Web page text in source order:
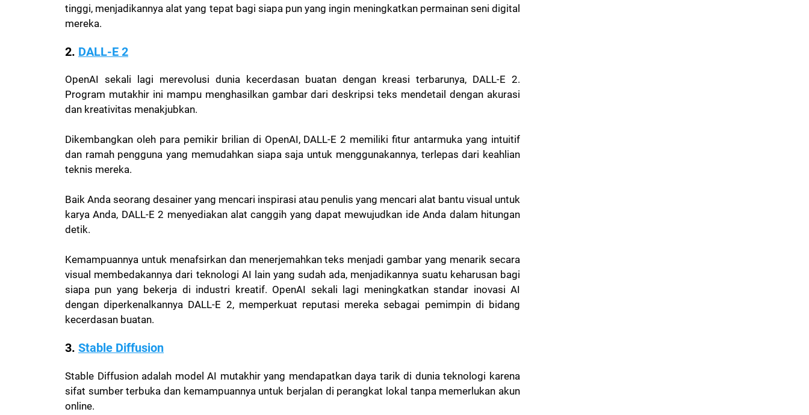
tinggi, menjadikannya alat yang tepat bagi siapa pun yang ingin meningkatkan permainan seni digital
mereka.
2. DALL-E 2
OpenAI sekali lagi merevolusi dunia kecerdasan buatan dengan kreasi terbarunya, DALL-E 2.
Program mutakhir ini mampu menghasilkan gambar dari deskripsi teks mendetail dengan akurasi
dan kreativitas menakjubkan.
Dikembangkan oleh para pemikir brilian di OpenAI, DALL-E 2 memiliki fitur antarmuka yang intuitif
dan ramah pengguna yang memudahkan siapa saja untuk menggunakannya, terlepas dari keahlian
teknis mereka.
Baik Anda seorang desainer yang mencari inspirasi atau penulis yang mencari alat bantu visual untuk
karya Anda, DALL-E 2 menyediakan alat canggih yang dapat mewujudkan ide Anda dalam hitungan
detik.
Kemampuannya untuk menafsirkan dan menerjemahkan teks menjadi gambar yang menarik secara
visual membedakannya dari teknologi AI lain yang sudah ada, menjadikannya suatu keharusan bagi
siapa pun yang bekerja di industri kreatif. OpenAI sekali lagi meningkatkan standar inovasi AI
dengan diperkenalkannya DALL-E 2, memperkuat reputasi mereka sebagai pemimpin di bidang
kecerdasan buatan.
3. Stable Diffusion
Stable Diffusion adalah model AI mutakhir yang mendapatkan daya tarik di dunia teknologi karena
sifat sumber terbuka dan kemampuannya untuk berjalan di perangkat lokal tanpa memerlukan akun
online.